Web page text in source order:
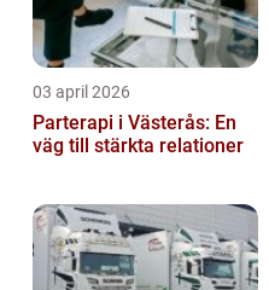
03 april 2026
Parterapi i Västerås: En
väg till stärkta relationer